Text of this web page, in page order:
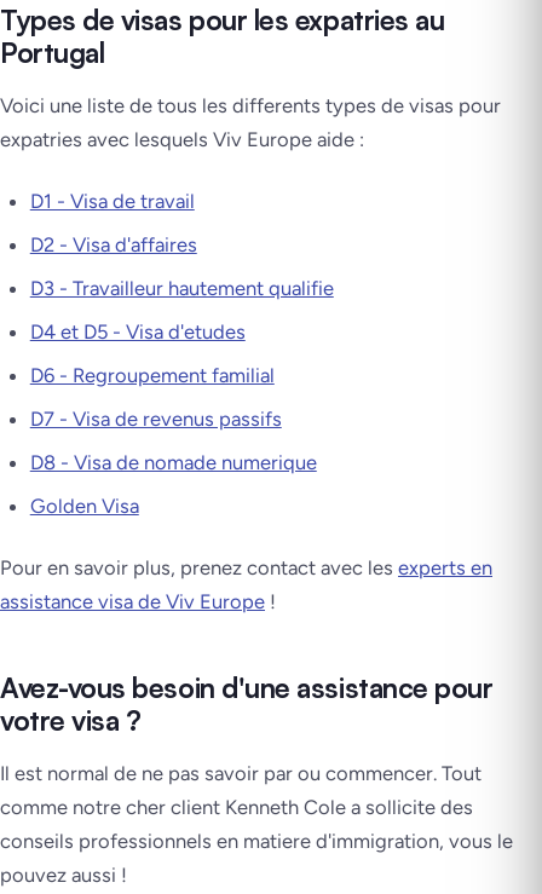
Types de visas pour les expatries au
Portugal
Voici une liste de tous les differents types de visas pour
expatries avec lesquels Viv Europe aide :
D1 - Visa de travail
D2 - Visa d'affaires
D3 - Travailleur hautement qualifie
D4 et D5 - Visa d'etudes
D6 - Regroupement familial
D7 - Visa de revenus passifs
D8 - Visa de nomade numerique
Golden Visa
Pour en savoir plus, prenez contact avec les experts en
assistance visa de Viv Europe !
Avez-vous besoin d'une assistance pour
votre visa ?
Il est normal de ne pas savoir par ou commencer. Tout
comme notre cher client Kenneth Cole a sollicite des
conseils professionnels en matiere d'immigration, vous le
pouvez aussi !